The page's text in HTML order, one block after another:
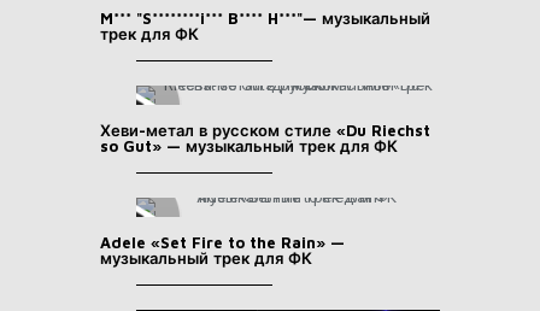
M*** "S********i*** B**** H***"— музыкальный
трек для ФК
Хеви-метал в русском стиле «Du Riechst
so Gut» — музыкальный трек для ФК
Adele «Set Fire to the Rain» —
музыкальный трек для ФК